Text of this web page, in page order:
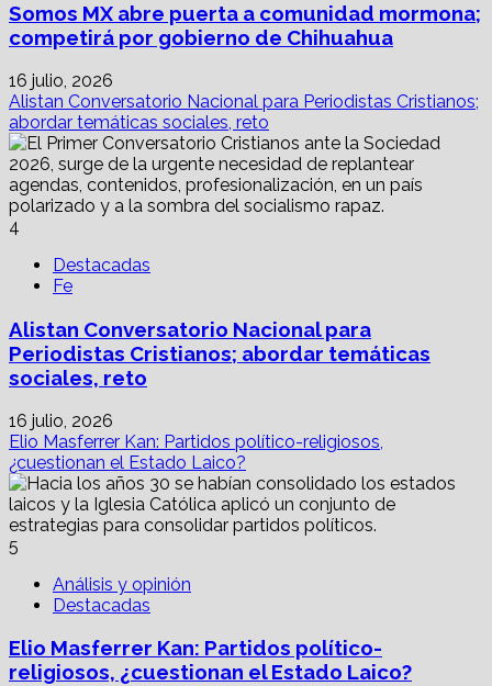
Somos MX abre puerta a comunidad mormona;
competirá por gobierno de Chihuahua
16 julio, 2026
Alistan Conversatorio Nacional para Periodistas Cristianos;
abordar temáticas sociales, reto
4
Destacadas
Fe
Alistan Conversatorio Nacional para
Periodistas Cristianos; abordar temáticas
sociales, reto
16 julio, 2026
Elio Masferrer Kan: Partidos político-religiosos,
¿cuestionan el Estado Laico?
5
Análisis y opinión
Destacadas
Elio Masferrer Kan: Partidos político-
religiosos, ¿cuestionan el Estado Laico?